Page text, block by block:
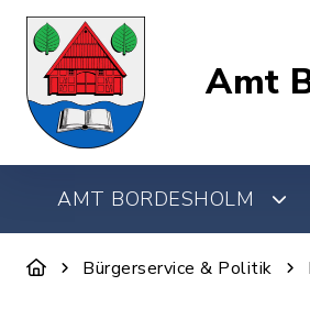
Amt
AMT BORDESHOLM
Bürgerservice & Politik